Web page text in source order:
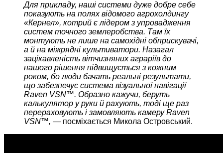
Для прикладу, наші системи дуже добре себе
показують на полях відомого агрохолдингу
«Кернел», котрий є лідером з упровадження
систем точного землеробства. Там їх
монтують не лише на самохідні обприскувачі,
а й на міжрядні культиватори. Назагал
зацікавленість вітчизняних аграріїв до
нашого рішення підвищується з кожним
роком, бо люди бачать реальні результати,
що забезпечує система візуальної навігації
Raven VSN™. Образно кажучи, беруть
калькулятор у руки й рахують, тоді ще раз
перераховують і замовляють камеру Raven
VSN™, — посміхається Микола Островський.